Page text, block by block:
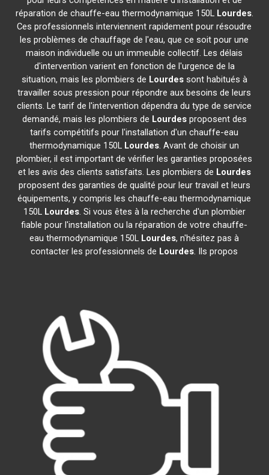
réparation de chauffe-eau thermodynamique 150L Lourdes.
Ces professionnels interviennent rapidement pour résoudre
les problèmes de chauffage de l'eau, que ce soit pour une
maison individuelle ou un immeuble collectif. Les délais
d'intervention varient en fonction de l'urgence de la
situation, mais les plombiers de Lourdessont habitués à
travailler sous pression pour répondre aux besoins de leurs
clients. Le tarif de l'intervention dépendra du type de service
demandé, mais les plombiers de Lourdesproposent des
tarifs compétitifs pour l'installation d'un chauffe-eau
thermodynamique 150L Lourdes. Avant de choisir un
plombier, il est important de vérifier les garanties proposées
et les avis des clients satisfaits. Les plombiers de Lourdes
proposent des garanties de qualité pour leur travail et leurs
équipements, y compris les chauffe-eau thermodynamique
150L Lourdes. Si vous êtes à la recherche d'un plombier
fiable pour l'installation ou la réparation de votre chauffe-
eau thermodynamique 150L Lourdes, n'hésitez pas à
contacter les professionnels de Lourdes. Ils propos